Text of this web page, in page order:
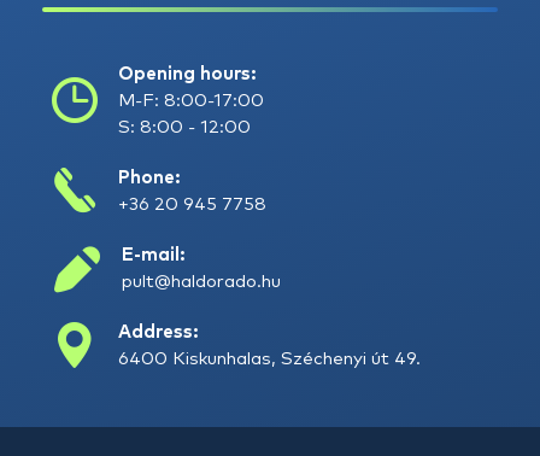
Opening hours:
M-F: 8:00-17:00
S: 8:00 - 12:00
Phone:
+36 20 945 7758
E-mail:
pult@haldorado.hu
Address:
6400 Kiskunhalas, Széchenyi út 49.